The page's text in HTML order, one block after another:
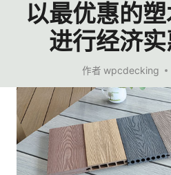
以最优惠的
进行经济
作者 wpcdecking